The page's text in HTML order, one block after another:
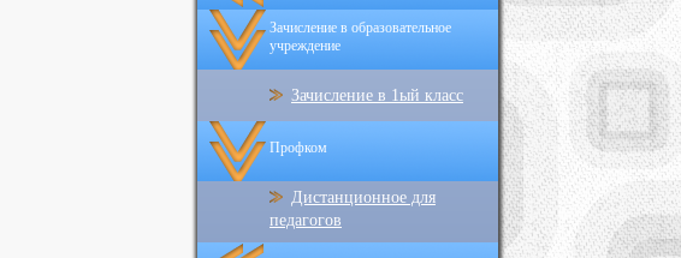
Зачисление в образовательное
учреждение
Зачисление в 1ый класс
Профком
Дистанционное для
педагогов